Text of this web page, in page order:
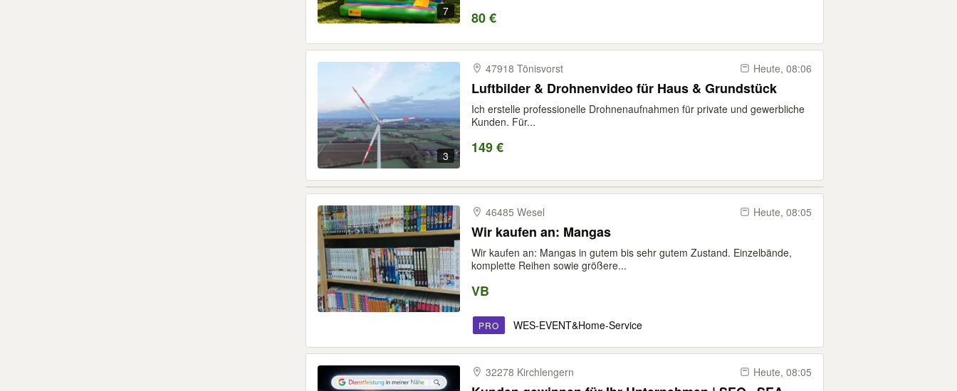
7 80 €
3
47918 Tönisvorst Heute, 08:06
Luftbilder & Drohnenvideo für Haus & Grundstück
Ich erstelle professionelle Drohnenaufnahmen für private und gewerbliche
Kunden. Für...
149 €
46485 Wesel Heute, 08:05
Wir kaufen an: Mangas
Wir kaufen an: Mangas in gutem bis sehr gutem Zustand. Einzelbände,
komplette Reihen sowie größere...
VB
PRO WES-EVENT&Home-Service
32278 Kirchlengern Heute, 08:05